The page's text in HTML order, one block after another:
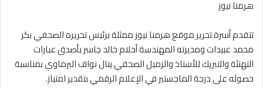
هرمنا نيوز
تتقدم أسرة تحرير موقع هرمنا نيوز ممثلة برئيس تحريره الصحفي بكر
محمد عبيدات ومديرته المهندسة أحلام خالد جاسر بأصدق عبارات
التهنئة والتبريك للأستاذ والزميل الصحفيينال نواف البرماويبمناسبة
حصوله على درجة الماجستير في الإعلام الرقمي بتقدير امتياز.